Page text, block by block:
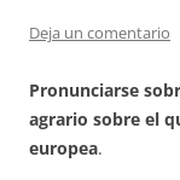
Deja un comentario
Pronunciarse
agrario sobre el
europea.